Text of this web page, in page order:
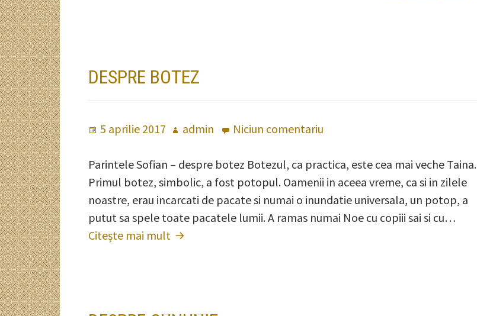
DESPRE BOTEZ
Publicat
5 aprilie 2017 Autor
admin Niciun comentariu
Botez
Parintele Sofian – despre botez Botezul, ca practica, este cea mai veche Taina.
Primul botez, simbolic, a fost potopul. Oamenii in aceea vreme, ca si in zilele
noastre, erau incarcati de pacate si numai o inundatie universala, un potop, a
putut sa spele toate pacatele lumii. A ramas numai Noe cu copiii sai si cu…
Citește mai mult Despre